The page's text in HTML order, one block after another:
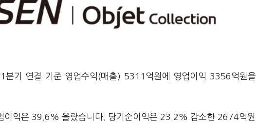
분기 연결 기준 영업수익(매출) 5311억원에 영업이익 3356억원을
이익은 39.6% 올랐습니다. 당기순이익은 23.2% 감소한 2674억원